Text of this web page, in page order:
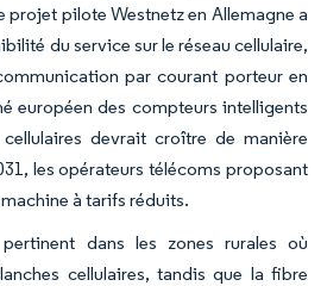
projet pilote Westnetz en Allemagne a
du service sur le réseau cellulaire,
par courant porteur en
européen des compteurs intelligents
devrait croître de manière
les opérateurs télécoms proposant
à tarifs réduits.
dans les zones rurales où
cellulaires, tandis que la fibre